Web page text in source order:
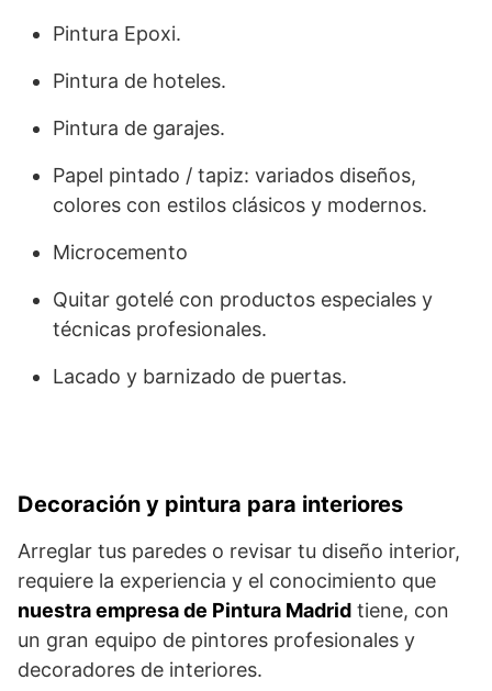
Pintura Epoxi.
Pintura de hoteles.
Pintura de garajes.
Papel pintado / tapiz: variados diseños,
colores con estilos clásicos y modernos.
Microcemento
Quitar gotelé con productos especiales y
técnicas profesionales.
Lacado y barnizado de puertas.
Decoración y pintura para interiores
Arreglar tus paredes o revisar tu diseño interior,
requiere la experiencia y el conocimiento que
nuestra empresa de Pintura Madrid tiene, con
un gran equipo de pintores profesionales y
decoradores de interiores.